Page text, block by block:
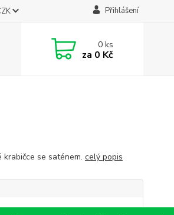
Přihlášení
0ks
za 0 Kč
se saténem. celý popis